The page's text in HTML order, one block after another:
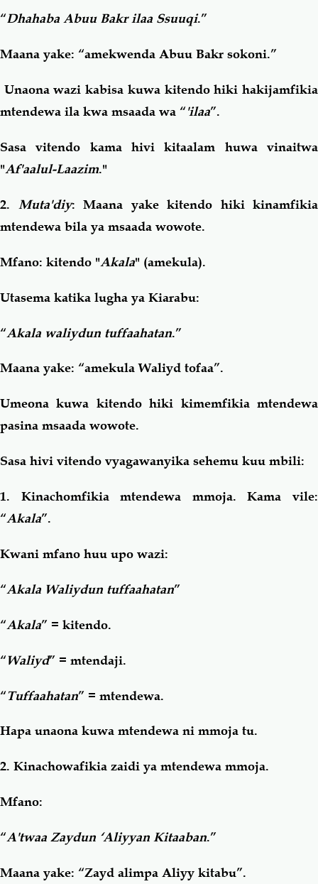
“Dhahaba Abuu Bakr ilaa Ssuuqi.”
Maana yake: “amekwenda Abuu Bakr sokoni.”
Unaona wazi kabisa kuwa kitendo hiki hakijamfikia
mtendewa ila kwa msaada wa “'ilaa”.
Sasa vitendo kama hivi kitaalam huwa vinaitwa
"Af'aalul-Laazim."
2. Muta'diy: Maana yake kitendo hiki kinamfikia
mtendewa bila ya msaada wowote.
Mfano: kitendo "Akala" (amekula).
Utasema katika lugha ya Kiarabu:
“Akala waliydun tuffaahatan.”
Maana yake: “amekula Waliyd tofaa”.
Umeona kuwa kitendo hiki kimemfikia mtendewa
pasina msaada wowote.
Sasa hivi vitendo vyagawanyika sehemu kuu mbili:
1. Kinachomfikia mtendewa mmoja. Kama vile:
“Akala”.
Kwani mfano huu upo wazi:
“Akala Waliydun tuffaahatan”
“Akala” = kitendo.
“Waliyd” = mtendaji.
“Tuffaahatan” = mtendewa.
Hapa unaona kuwa mtendewa ni mmoja tu.
2. Kinachowafikia zaidi ya mtendewa mmoja.
Mfano:
“A'twaa Zaydun ‘Aliyyan Kitaaban.”
Maana yake: “Zayd alimpa Aliyy kitabu”.